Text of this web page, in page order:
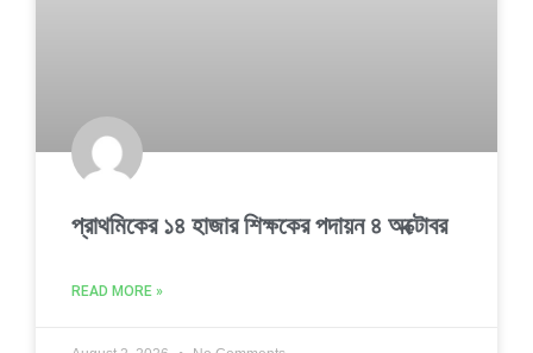
প্রাথমিকের ১৪ হাজার শিক্ষকের পদায়ন ৪ অক্টোবর
READ MORE »